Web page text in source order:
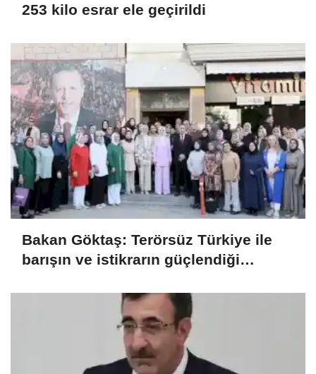
253 kilo esrar ele geçirildi
Bakan Göktaş: Terörsüz Türkiye ile
barışın ve istikrarın güçlendiği